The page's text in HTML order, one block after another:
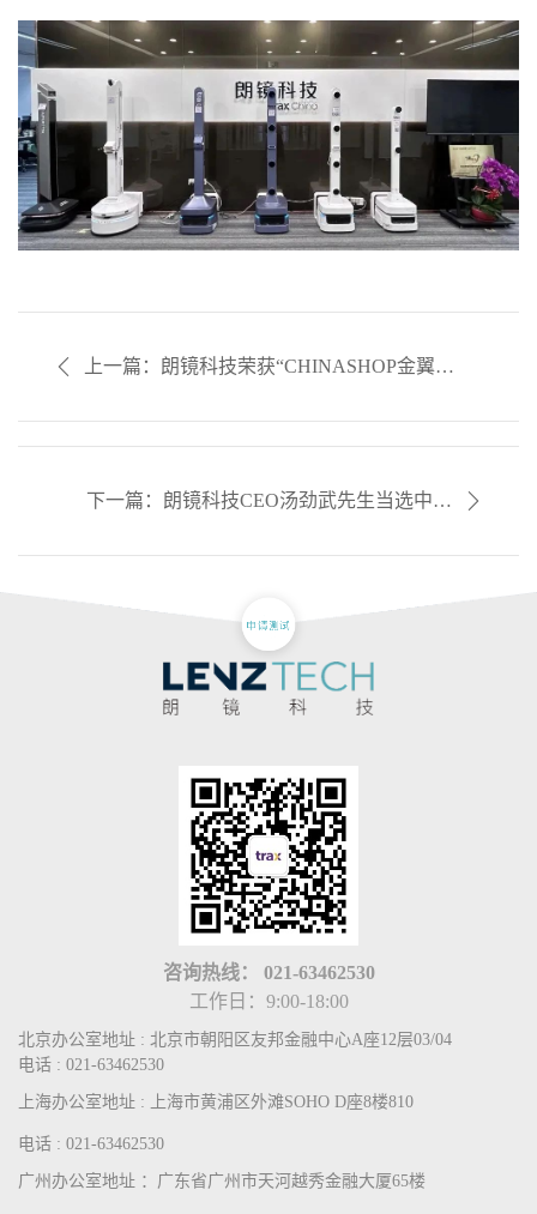
上一篇：朗镜科技荣获“CHINASHOP金翼最
下一篇：朗镜科技CEO汤劲武先生当选中国
篇章
咨询热线： 021-63462530
工作日：9:00-18:00
北京办公室地址 : 北京市朝阳区友邦金融中心A座12层03/04
电话 : 021-63462530
上海办公室地址 : 上海市黄浦区外滩SOHO D座8楼810
电话 : 021-63462530
广州办公室地址 ：广东省广州市天河越秀金融大厦65楼